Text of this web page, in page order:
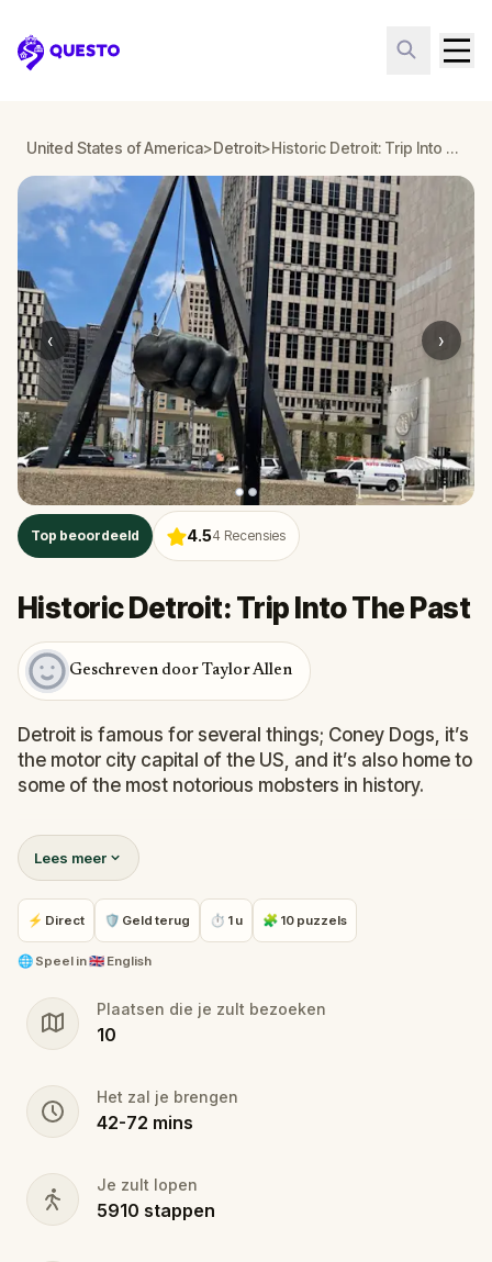
Questo
United States of America>Detroit> Historic Detroit: Trip Into The Past
‹ ›
Top beoordeeld 4.54 Recensies
Historic Detroit: Trip Into The Past
Geschreven door Taylor Allen
Detroit is famous for several things; Coney Dogs, it’s
the motor city capital of the US, and it’s also home to
some of the most notorious mobsters in history.
From its art deco skyscrapers to its very own
stadium and an impressive bronze mascot, a trip to
Detroit has more stories to tell than most cities in the
states.
Will you walk the streets of Detroit and learn its
Lees meer
⚡ Direct 🛡 Geld terug ⏱ 1 u 🧩 10 puzzels
🌐 Speel in🇬🇧 English
Plaatsen die je zult bezoeken
10
Het zal je brengen
42-72 mins
Je zult lopen
5910 stappen